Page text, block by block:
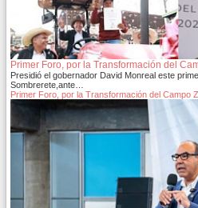
Primer Foro, por la Transformación del
Presidió el gobernador David Monreal este
Sombrerete,ante…
Primer Foro, por la Transformación del Campo